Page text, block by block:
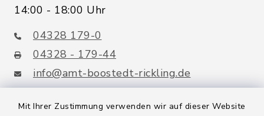
Mit Ihrer Zustimmung verwenden wir auf dieser Website
14:00 - 18:00 Uhr
04328 179-0
04328 - 179-44
info@amt-boostedt-rickling.de